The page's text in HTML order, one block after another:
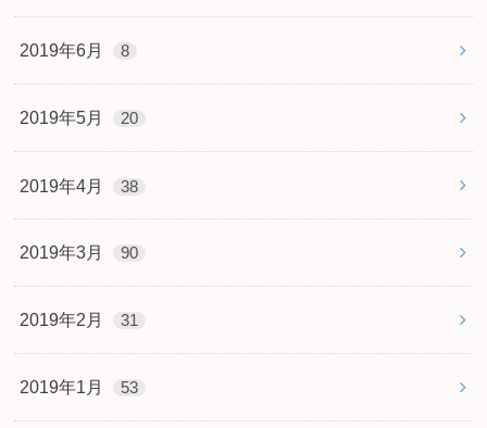
2019年6月 8
2019年5月 20
2019年4月 38
2019年3月 90
2019年2月 31
2019年1月 53